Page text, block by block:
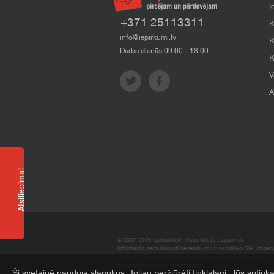
+371 25113311
info@iepirkumi.lv
Darba dienās 09:00 - 18:00
© 2007–2016 Iepirkumi.lv. Visos teisės saugomos.
Informaciją perpublikuoti be iepirkumi.lv savininko SIA
Atsiliepimai